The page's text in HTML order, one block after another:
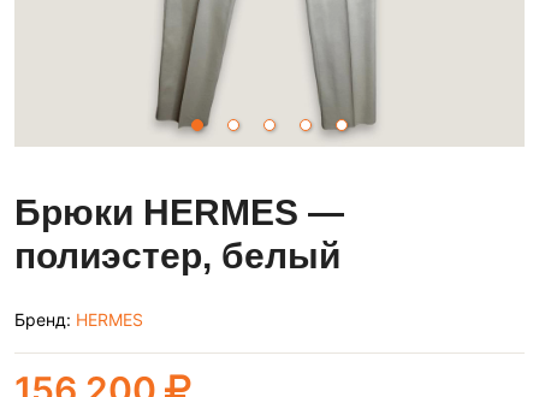
Брюки HERMES —
полиэстер, белый
Бренд: HERMES